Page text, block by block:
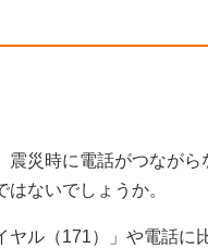
災時に電話がつなが
ないでしょうか。
ル（171）」や電話に